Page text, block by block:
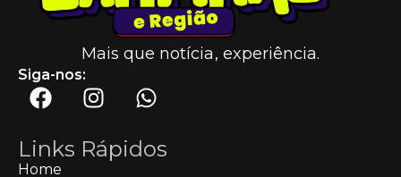
Mais que notícia, experiência.
Siga-nos:
Links Rápidos
Home